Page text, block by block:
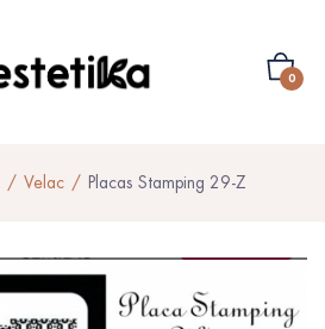
0
Velac Placas Stamping 29-Z